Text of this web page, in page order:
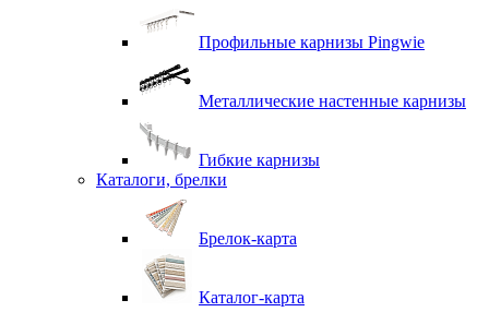
Профильные карнизы Pingwie
Металлические настенные карнизы
Гибкие карнизы
Каталоги, брелки
Брелок-карта
Каталог-карта